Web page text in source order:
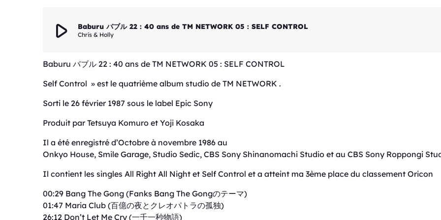
play_arrow Baburu バブル 22 : 40 ans de TM NETWORK 05 : SELF CONTROL
Chris & Holly
Baburu バブル 22 : 40 ans de TM NETWORK 05 : SELF CONTROL
Self Control » est le quatrième album studio de TM NETWORK .
Sorti le 26 février 1987 sous le label Epic Sony
Produit par Tetsuya Komuro et Yoji Kosaka
Il a été enregistré d’Octobre à novembre 1986 au
Onkyo House, Smile Garage, Studio Sedic, CBS Sony Shinanomachi Studio et au CBS Sony Roppongi
Il contient les singles All Right All Night et Self Control et a atteint ma 3ème place du classement Oricon
00:29 Bang The Gong (Fanks Bang The Gongのテーマ)
01:47 Maria Club (百億の夜とクレオパトラの孤独)
26:12 Don’t Let Me Cry (一千一秒物語)